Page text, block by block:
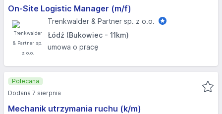
On-Site Logistic Manager (m/f)
Trenkwalder & Partner sp. z o.o.
Łódź (Bukowiec - 11km)
umowa o pracę
Mechanik utrzymania ruchu (k/m)
Polecana
Dodana 7 sierpnia